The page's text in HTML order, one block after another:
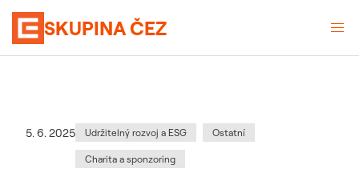
SKUPINA ČEZ
Datum zveřejnění
5. 6. 2025Kategorie:
Udržitelný rozvoj a ESG Ostatní
Charita a sponzoring